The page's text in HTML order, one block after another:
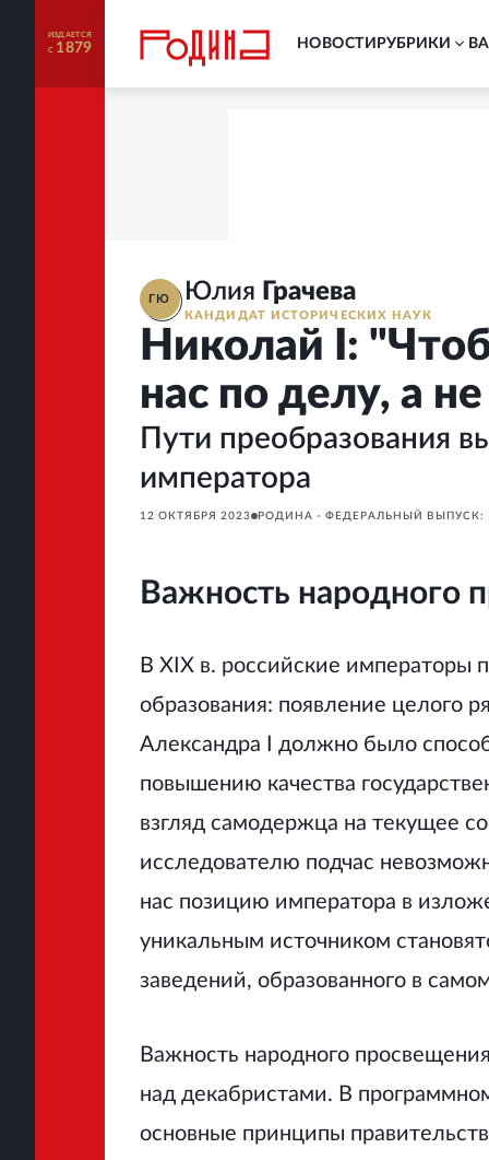
ИЗДАЕТСЯ
С 1879 НОВОСТИ РУБРИКИ
ГЮ Юлия Грачева
КАНДИДАТ ИСТОРИЧЕСКИХ НАУК
Николай I:
нас по делу, а
Пути преобразования
императора
12 ОКТЯБРЯ 2023 РОДИНА - ФЕДЕРАЛЬНЫЙ ВЫПУСК:
Важность народного
В XIX в. российские императоры
образования: появление целого
Александра I должно было
повышению качества
взгляд самодержца на текущее
исследователю подчас
нас позицию императора в
уникальным источником
заведений, образованного в
Важность народного
над декабристами. В
основные принципы